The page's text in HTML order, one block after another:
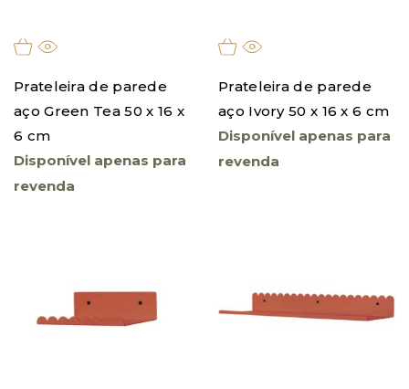
Prateleira de parede
aço Green Tea 50 x 16 x
6 cm
Disponível apenas para
revenda
Prateleira de parede
aço Ivory 50 x 16 x 6 cm
Disponível apenas para
revenda